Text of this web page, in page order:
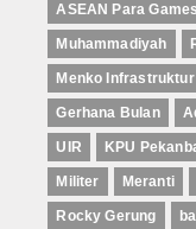
ASEAN Para Games
Muhammadiyah
Menko
Gerhana Bulan
UIR KPU
Militer Meranti
Rocky Gerung